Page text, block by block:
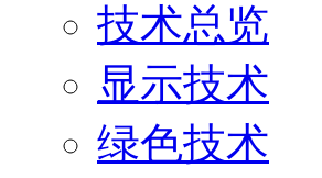
技术总览
显示技术
绿色技术